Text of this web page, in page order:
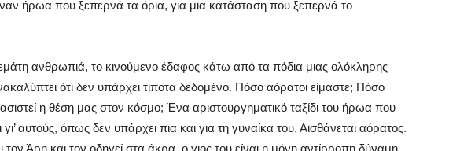
ήρωα που ξεπερνά τα όρια, για μια κατάσταση που ξεπερνά το
ανθρωπιά, το κινούμενο έδαφος κάτω από τα πόδια μιας ολόκληρης
ότι δεν υπάρχει τίποτα δεδομένο. Πόσο αόρατοι είμαστε; Πόσο
η θέση μας στον κόσμο; Ένα αριστουργηματικό ταξίδι του ήρωα που
γι’ αυτούς, όπως δεν υπάρχει πια και για τη γυναίκα του. Αισθάνεται αόρατος.
Άρη και τον οδηγεί στα άκρα, ο γιος του είναι η μόνη αντίρροπη δύναμη,